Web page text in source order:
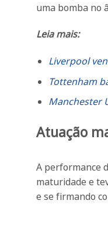
uma bomba no
Leia mais:
Liverpool
Tottenham
Manchester
Atuação
A performance
maturidade e
e se firmando